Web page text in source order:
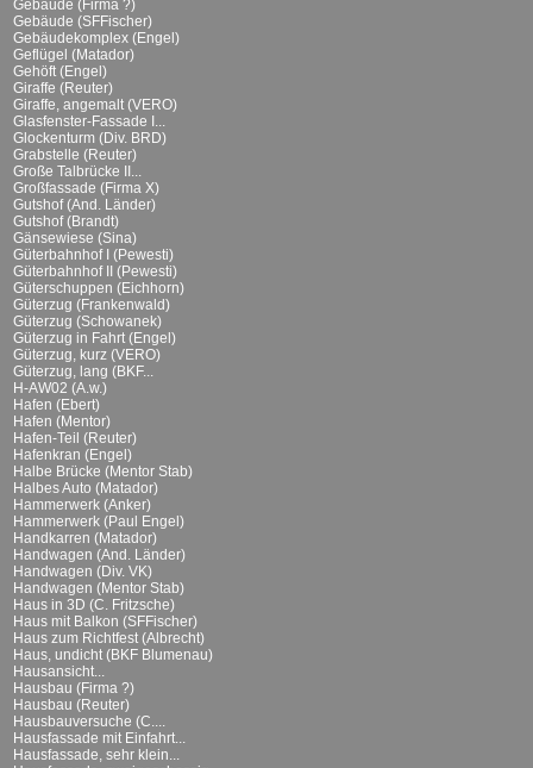
Gebäude (Firma ?)
Gebäude (SFFischer)
Gebäudekomplex (Engel)
Geflügel (Matador)
Gehöft (Engel)
Giraffe (Reuter)
Giraffe, angemalt (VERO)
Glasfenster-Fassade I...
Glockenturm (Div. BRD)
Grabstelle (Reuter)
Große Talbrücke II...
Großfassade (Firma X)
Gutshof (And. Länder)
Gutshof (Brandt)
Gänsewiese (Sina)
Güterbahnhof I (Pewesti)
Güterbahnhof II (Pewesti)
Güterschuppen (Eichhorn)
Güterzug (Frankenwald)
Güterzug (Schowanek)
Güterzug in Fahrt (Engel)
Güterzug, kurz (VERO)
Güterzug, lang (BKF...
H-AW02 (A.w.)
Hafen (Ebert)
Hafen (Mentor)
Hafen-Teil (Reuter)
Hafenkran (Engel)
Halbe Brücke (Mentor Stab)
Halbes Auto (Matador)
Hammerwerk (Anker)
Hammerwerk (Paul Engel)
Handkarren (Matador)
Handwagen (And. Länder)
Handwagen (Div. VK)
Handwagen (Mentor Stab)
Haus in 3D (C. Fritzsche)
Haus mit Balkon (SFFischer)
Haus zum Richtfest (Albrecht)
Haus, undicht (BKF Blumenau)
Hausansicht...
Hausbau (Firma ?)
Hausbau (Reuter)
Hausbauversuche (C....
Hausfassade mit Einfahrt...
Hausfassade, sehr klein...